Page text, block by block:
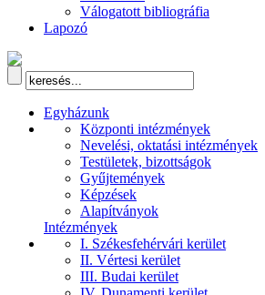
Válogatott bibliográfia
Lapozó
Egyházunk
Központi intézmények
Nevelési, oktatási intézmények
Testületek, bizottságok
Gyűjtemények
Képzések
Alapítványok
Intézmények
I. Székesfehérvári kerület
II. Vértesi kerület
III. Budai kerület